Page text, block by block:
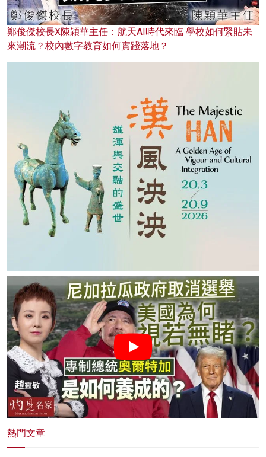
鄭俊傑校長X陳穎華主任：航天AI時代來臨 學校如何緊貼未
來潮流？校內數字教育如何實踐落地？
熱門文章